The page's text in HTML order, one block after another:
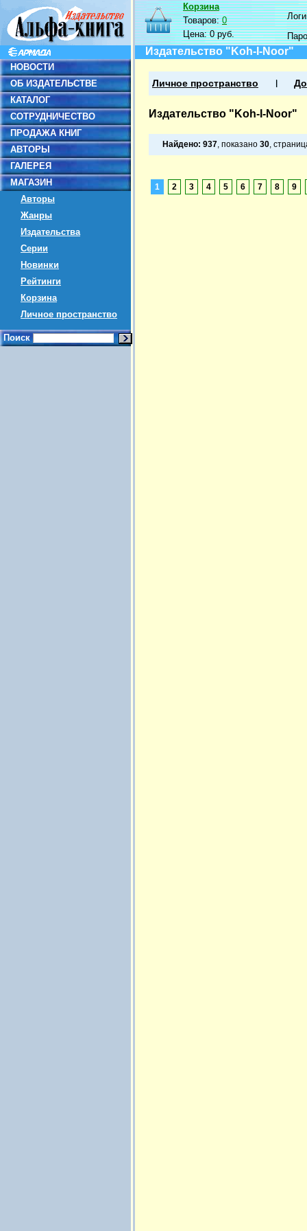
НОВОСТИ
ОБ ИЗДАТЕЛЬСТВЕ
КАТАЛОГ
СОТРУДНИЧЕСТВО
ПРОДАЖА КНИГ
АВТОРЫ
ГАЛЕРЕЯ
МАГАЗИН
Авторы
Жанры
Издательства
Серии
Новинки
Рейтинги
Корзина
Личное пространство
Поиск
Корзина
Товаров:0
Цена:0 руб.
Издательство "Koh-I-Noor"
Личное пространство
Издательство "Koh-I-Noor"
Найдено: 937, показано 30,
1 2 3 4 5 6 7 8 9